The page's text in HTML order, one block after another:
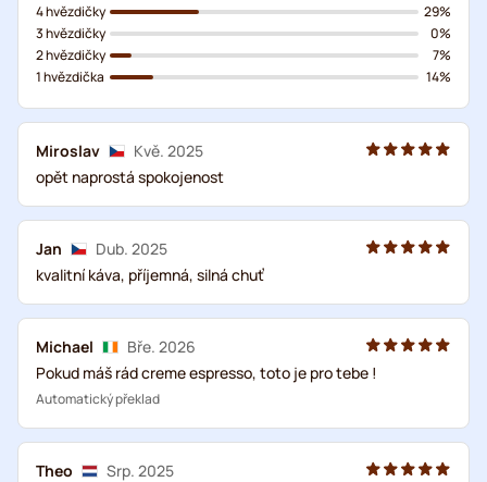
4 hvězdičky
3 hvězdičky
2 hvězdičky
1 hvězdička
29%
0%
7%
14%
Miroslav
Kvě. 2025
opět naprostá spokojenost
Jan
Dub. 2025
kvalitní káva, příjemná, silná chuť
Michael
Bře. 2026
Pokud máš rád creme espresso, toto je pro tebe !
Automatický překlad
Theo
Srp. 2025